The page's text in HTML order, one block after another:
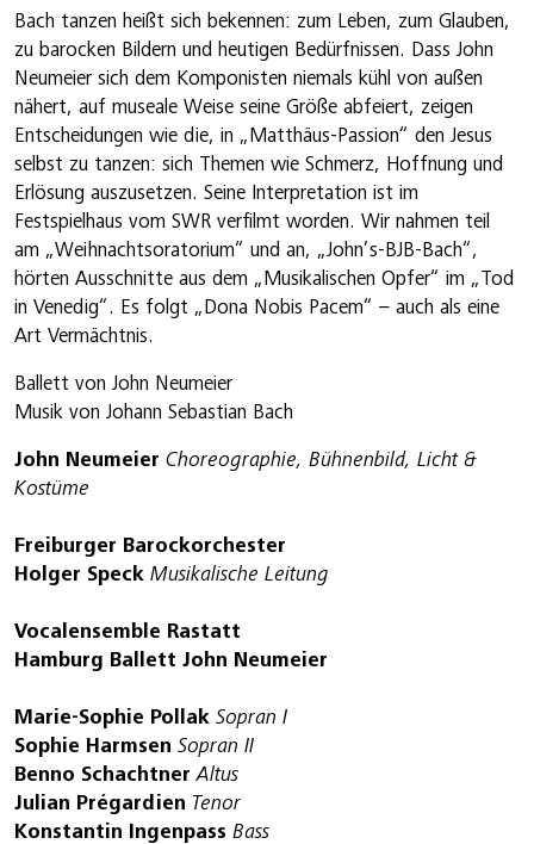
Bach tanzen heißt sich bekennen: zum Leben, zum Glauben,
zu barocken Bildern und heutigen Bedürfnissen. Dass John
Neumeier sich dem Komponisten niemals kühl von außen
nähert, auf museale Weise seine Größe abfeiert, zeigen
Entscheidungen wie die, in „Matthäus-Passion“ den Jesus
selbst zu tanzen: sich Themen wie Schmerz, Hoffnung und
Erlösung auszusetzen. Seine Interpretation ist im
Festspielhaus vom SWR verfilmt worden. Wir nahmen teil
am „Weihnachtsoratorium“ und an, „John’s-BJB-Bach“,
hörten Ausschnitte aus dem „Musikalischen Opfer“ im „Tod
in Venedig“. Es folgt „Dona Nobis Pacem“ – auch als eine
Art Vermächtnis.
Ballett von John Neumeier
Musik von Johann Sebastian Bach
John Neumeier Choreographie, Bühnenbild, Licht &
Kostüme
Freiburger Barockorchester
Holger Speck Musikalische Leitung
Vocalensemble Rastatt
Hamburg Ballett John Neumeier
Marie-Sophie Pollak Sopran I
Sophie Harmsen Sopran II
Benno SchachtnerAltus
Julian Prégardien Tenor
Konstantin Ingenpass Bass